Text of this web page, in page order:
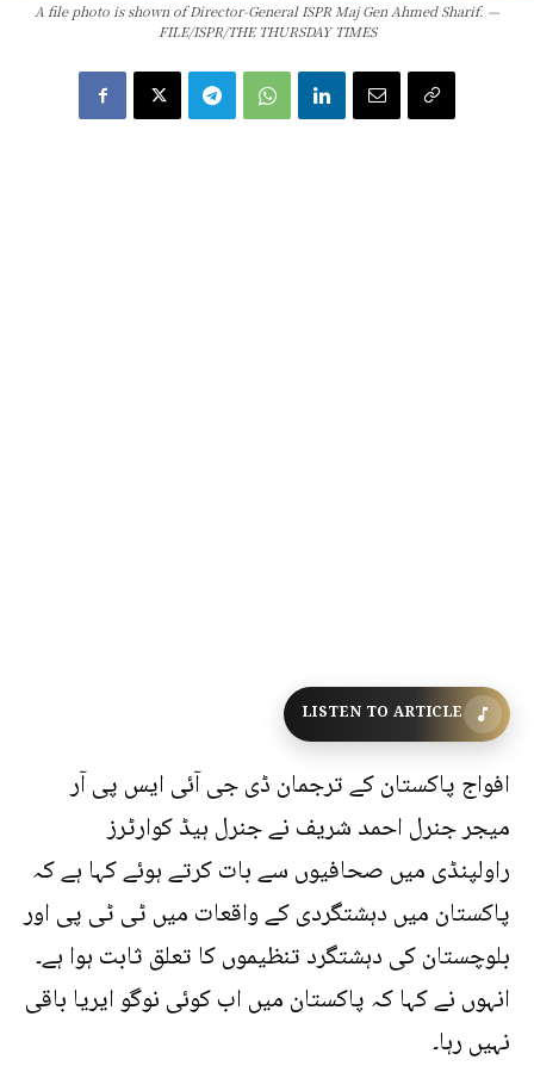
A file photo is shown of Director-General ISPR Maj Gen Ahmed Sharif. —
FILE/ISPR/THE THURSDAY TIMES
LISTEN TO ARTICLE
افواج پاکستان کے ترجمان ڈی جی آئی ایس پی آر
میجر جنرل احمد شریف نے جنرل ہیڈ کوارٹرز
راولپنڈی میں صحافیوں سے بات کرتے ہوئے کہا ہے کہ
پاکستان میں دہشتگردی کے واقعات میں ٹی ٹی پی اور
بلوچستان کی دہشتگرد تنظیموں کا تعلق ثابت ہوا ہے۔
انہوں نے کہا کہ پاکستان میں اب کوئی نوگو ایریا باقی
نہیں رہا۔